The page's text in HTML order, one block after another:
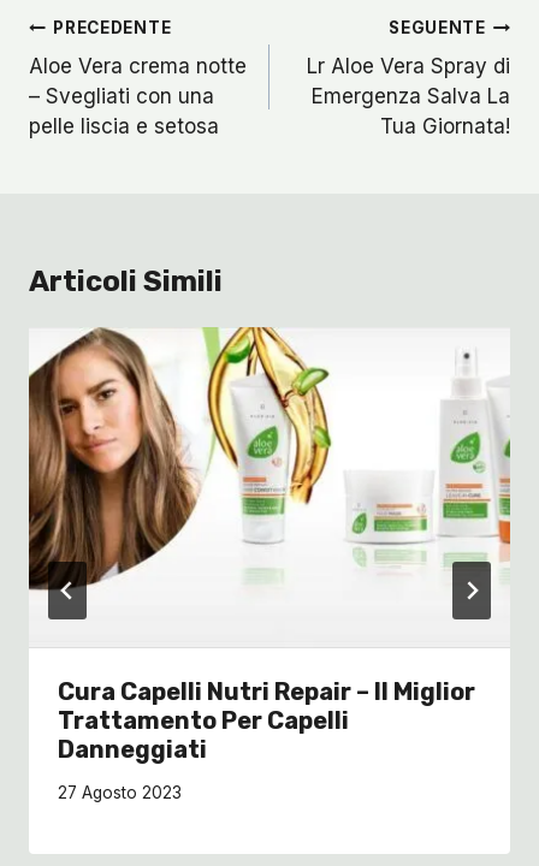
Navigazione
Articoli
PRECEDENTE
Aloe Vera crema notte
– Svegliati con una
pelle liscia e setosa
SEGUENTE
Lr Aloe Vera Spray di
Emergenza Salva La
Tua Giornata!
Articoli Simili
Cura Capelli Nutri Repair – Il Miglior
Trattamento Per Capelli
Danneggiati
27 Agosto 2023